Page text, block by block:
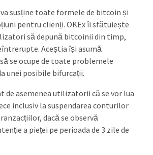
va susține toate formele de bitcoin și
pentru clienți. OKEx îi sfătuiește
să depună bitcoinii din timp,
Aceștia își asumă
se ocupe de toate problemele
unei posibile bifurcații.
de asemenea utilizatorii că se vor lua
inclusiv la suspendarea conturilor
dacă se observă
a pieței pe perioada de 3 zile de